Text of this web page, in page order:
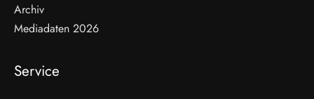
Archiv
Mediadaten 2026
Service